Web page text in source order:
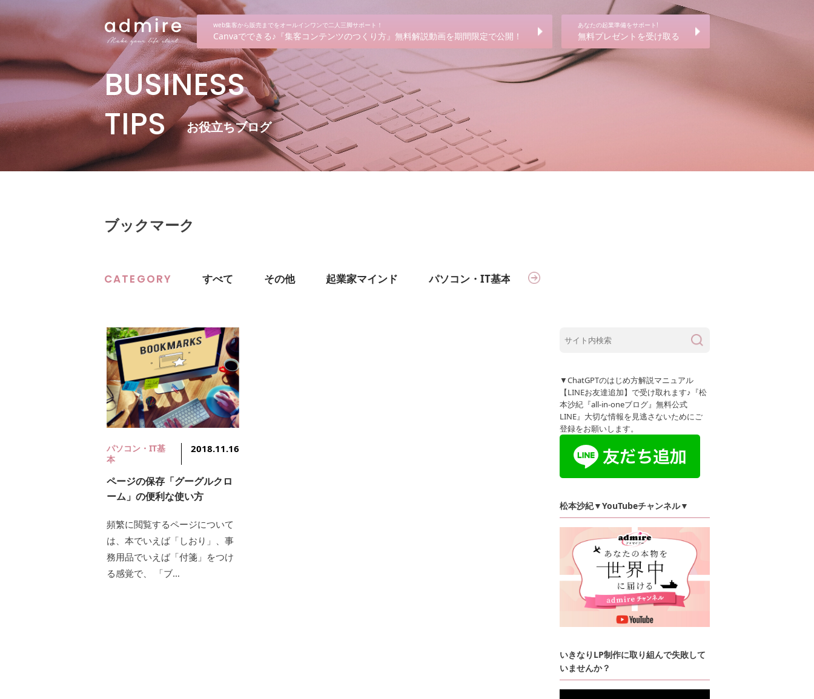
web集客から販売までをオールインワンで二人三脚サポート！
Canvaでできる♪『集客コンテンツのつくり方』無料解説動画を期間限定で公開！
あなたの起業準備をサポート!
無料プレゼントを受け取る
BUSINESS
TIPS
お役立ちブログ
ブックマーク
CATEGORY すべて その他 起業家マインド パソコン・IT基本
パソコン・IT基
本
2018.11.16
ページの保存「グーグルクロ
ーム」の便利な使い方
頻繁に閲覧するページについて
は、本でいえば「しおり」、事
務用品でいえば「付箋」をつけ
る感覚で、 「ブ…
▼ChatGPTのはじめ方解説マニュアル
【LINEお友達追加】で受け取れます♪『松
本沙紀『all-in-oneブログ』無料公式
LINE』大切な情報を見逃さないためにご
登録をお願いします。
松本沙紀▼YouTubeチャンネル▼
いきなりLP制作に取り組んで失敗して
いませんか？
動